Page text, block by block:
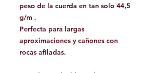
peso de la cuerda en tan solo 44,5
g/m .
Perfecta para largas
aproximaciones y cañones con
rocas afiladas.